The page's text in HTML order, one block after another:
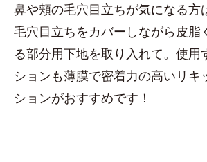
鼻や頬の毛穴目立ちが気になる方
毛穴目立ちをカバーしながら皮脂
る部分用下地を取り入れて。使用
ションも薄膜で密着力の高いリキ
ションがおすすめです！